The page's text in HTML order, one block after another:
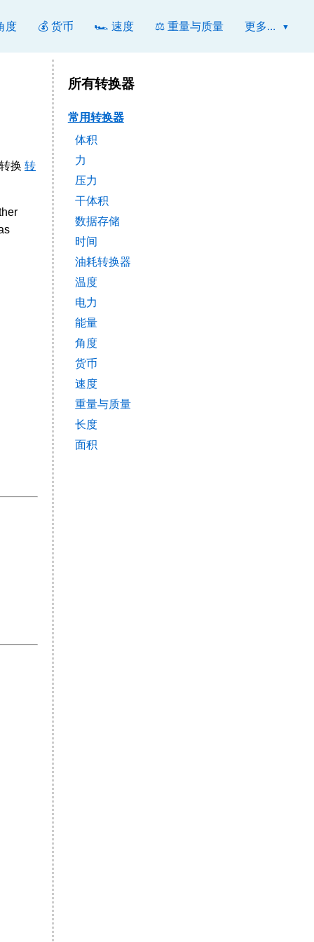
度 💰 货币 🏎️ 速度 ⚖️ 重量与质量 更多...
换 转
所有转换器
常用转换器
体积
力
压力
干体积
数据存储
时间
油耗转换器
温度
电力
能量
角度
货币
速度
重量与质量
长度
面积